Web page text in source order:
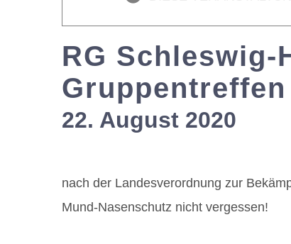
RG Schleswig-
Gruppentreffen
22. August 2020
nach der Landesverordnung zur
Mund-Nasenschutz nicht vergessen!